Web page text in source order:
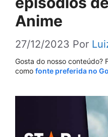
Anime
27/12/2023 Por
Gosta do nosso conteúdo?
como fonte preferida no